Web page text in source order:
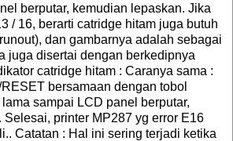
berputar, kemudian lepaskan. Jika
/ 16, berarti catridge hitam juga butuh
dan gambarnya adalah sebagai
juga disertai dengan berkedipnya
catridge hitam : Caranya sama :
bersamaan dengan tobol
sampai LCD panel berputar,
Selesai, printer MP287 yg error E16
Catatan : Hal ini sering terjadi ketika